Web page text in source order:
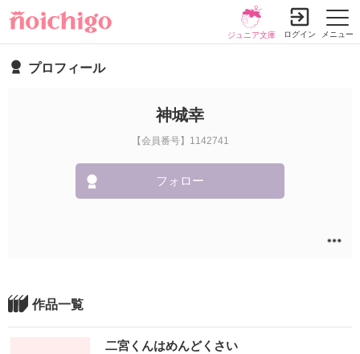
メニュー
ジュニア文庫 ログイン
プロフィール
神城幸
【会員番号】1142741
フォロー
作品一覧
二宮くんはめんどくさい